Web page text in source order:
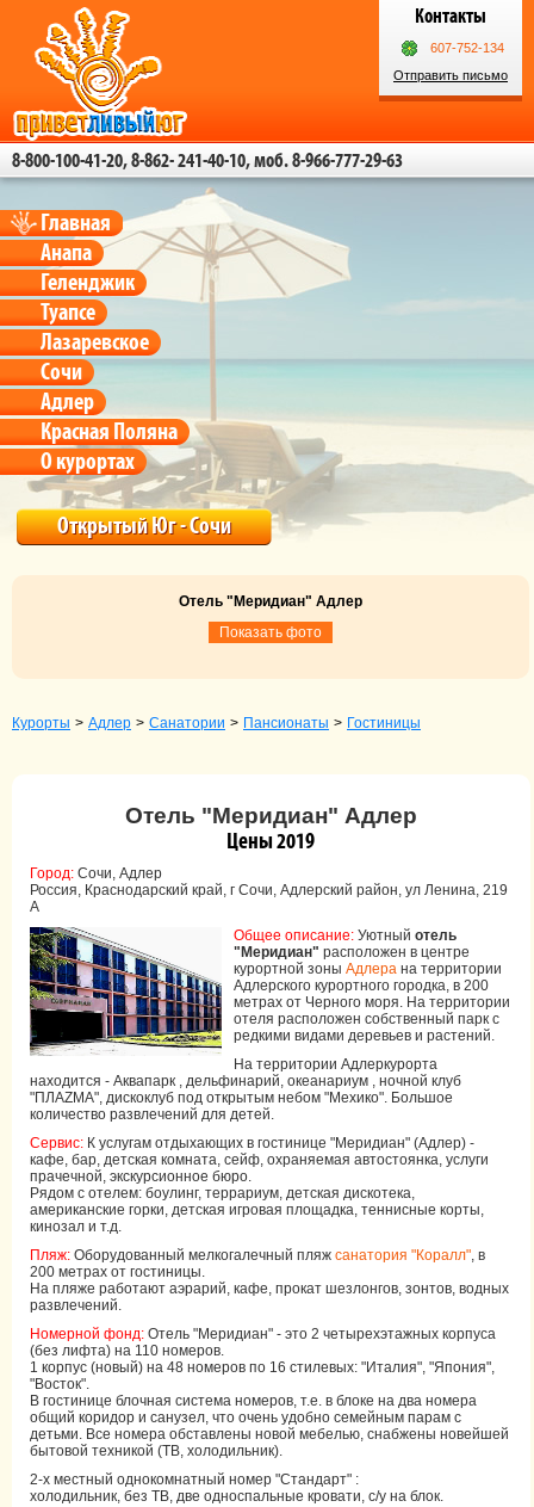
Контакты
607-752-134
Отправить письмо
8-800-100-41-20, 8-862- 241-40-10, моб. 8-966-777-29-63
Главная
Анапа
Геленджик
Туапсе
Лазаревское
Сочи
Адлер
Красная Поляна
О курортах
Открытый Юг - Сочи
Отель "Меридиан" Адлер
Показать фото
Курорты > Адлер > Санатории > Пансионаты > Гостиницы
Отель "Меридиан" Адлер
Цены 2019
Город: Сочи, Адлер
Россия, Краснодарский край, г Сочи, Адлерский район, ул Ленина, 219
А
Общее описание: Уютный отель
"Меридиан" расположен в центре
курортной зоны Адлера на территории
Адлерского курортного городка, в 200
метрах от Черного моря. На территории
отеля расположен собственный парк с
редкими видами деревьев и растений.
На территории Адлеркурорта
находится - Аквапарк , дельфинарий, океанариум , ночной клуб
"ПЛАZМА", дискоклуб под открытым небом "Мехико". Большое
количество развлечений для детей.
Сервис: К услугам отдыхающих в гостинице "Меридиан" (Адлер) -
кафе, бар, детская комната, сейф, охраняемая автостоянка, услуги
прачечной, экскурсионное бюро.
Рядом с отелем: боулинг, террариум, детская дискотека,
американские горки, детская игровая площадка, теннисные корты,
кинозал и т.д.
Пляж: Оборудованный мелкогалечный пляж санатория "Коралл", в
200 метрах от гостиницы.
На пляже работают аэрарий, кафе, прокат шезлонгов, зонтов, водных
развлечений.
Номерной фонд: Отель "Меридиан" - это 2 четырехэтажных корпуса
(без лифта) на 110 номеров.
1 корпус (новый) на 48 номеров по 16 стилевых: "Италия", "Япония",
"Восток".
В гостинице блочная система номеров, т.е. в блоке на два номера
общий коридор и санузел, что очень удобно семейным парам с
детьми. Все номера обставлены новой мебелью, снабжены новейшей
бытовой техникой (ТВ, холодильник).
2-х местный однокомнатный номер "Стандарт" :
холодильник, без ТВ, две односпальные кровати, с/у на блок.